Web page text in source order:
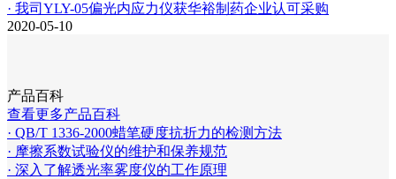
· 我司YLY-05偏光内应力仪获华裕制药企业认可采购
2020-05-10
产品百科
查看更多产品百科
· QB/T 1336-2000蜡笔硬度抗折力的检测方法
· 摩擦系数试验仪的维护和保养规范
· 深入了解透光率雾度仪的工作原理